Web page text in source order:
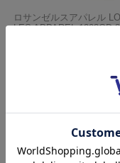
ロサンゼルスアパレル
LES APPAREL 1203GD